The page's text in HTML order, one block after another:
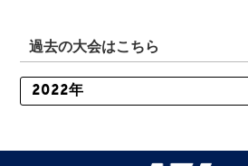
過去の大会はこちら